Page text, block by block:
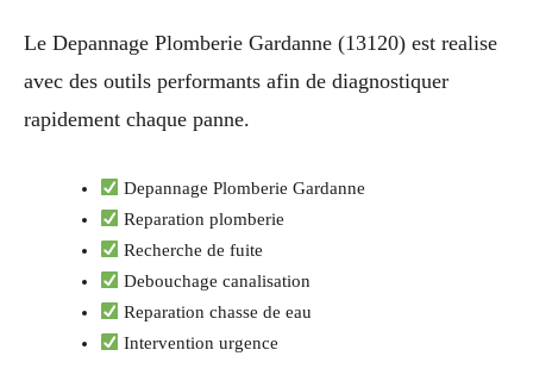
Le Depannage Plomberie Gardanne (13120) est realise
avec des outils performants afin de diagnostiquer
rapidement chaque panne.
Depannage Plomberie Gardanne
Reparation plomberie
Recherche de fuite
Debouchage canalisation
Reparation chasse de eau
Intervention urgence